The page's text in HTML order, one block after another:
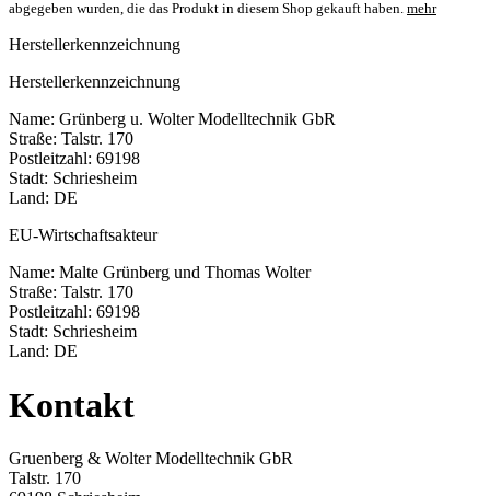
abgegeben wurden, die das Produkt in diesem Shop gekauft haben. mehr
Herstellerkennzeichnung
Herstellerkennzeichnung
Name: Grünberg u. Wolter Modelltechnik GbR
Straße: Talstr. 170
Postleitzahl: 69198
Stadt: Schriesheim
Land: DE
EU-Wirtschaftsakteur
Name: Malte Grünberg und Thomas Wolter
Straße: Talstr. 170
Postleitzahl: 69198
Stadt: Schriesheim
Land: DE
Kontakt
Gruenberg & Wolter Modelltechnik GbR
Talstr. 170